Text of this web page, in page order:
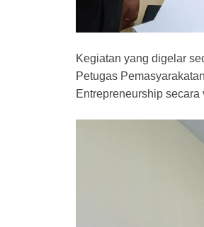
Kegiatan yang digelar
Petugas
Entrepreneurship